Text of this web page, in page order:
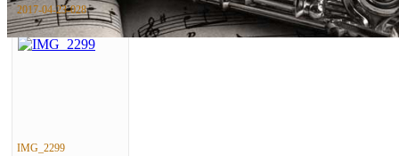
2017-04-23-028
IMG_2299